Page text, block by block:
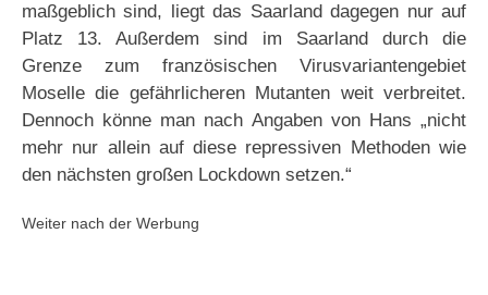
maßgeblich sind, liegt das Saarland dagegen nur auf
Platz 13. Außerdem sind im Saarland durch die
Grenze zum französischen Virusvariantengebiet
Moselle die gefährlicheren Mutanten weit verbreitet.
Dennoch könne man nach Angaben von Hans „nicht
mehr nur allein auf diese repressiven Methoden wie
den nächsten großen Lockdown setzen.“
Weiter nach der Werbung